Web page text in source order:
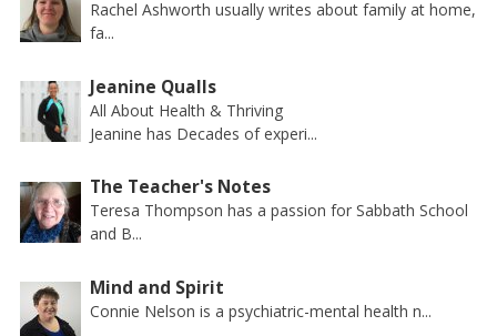
Rachel Ashworth usually writes about family at home,
fa...
Jeanine Qualls
All About Health & Thriving
Jeanine has Decades of experi...
The Teacher's Notes
Teresa Thompson has a passion for Sabbath School
and B...
Mind and Spirit
Connie Nelson is a psychiatric-mental health n...